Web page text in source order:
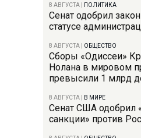
8 АВГУСТА ПОЛИТИКА
Сенат одобрил
статусе
8 АВГУСТА ОБЩЕСТВО
Сборы «Одиссеи»
Нолана в мировом
превысили 1 млрд
8 АВГУСТА В МИРЕ
Сенат США одобрил
санкции» против